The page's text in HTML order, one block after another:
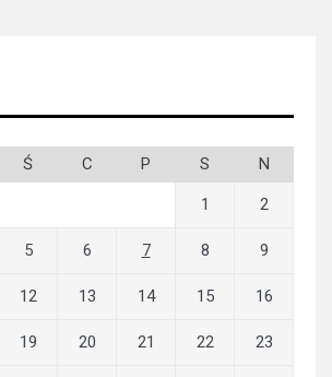
Ś C P S N
1 2
5 6 7 8 9
12 13 14 15 16
19 20 21 22 23